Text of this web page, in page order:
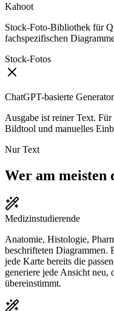
Kahoot
Stock-Foto-Bibliothek für
fachspezifischen
Stock-Fotos
ChatGPT-basierte
Ausgabe ist reiner Text.
Bildtool und manuelles
Nur Text
Wer am
Medizinstudierende
Anatomie, Histologie,
beschrifteten Diagrammen.
jede Karte bereits die
generiere jede Ansicht
übereinstimmt.